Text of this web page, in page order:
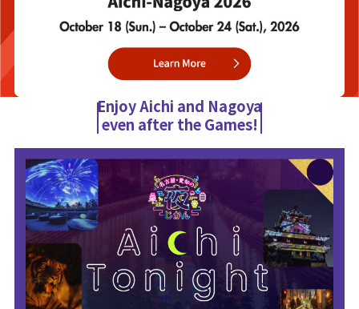
Enjoy Aichi and Nagoya
even after the Games!